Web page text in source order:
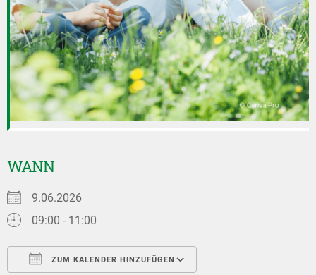
WANN
9.06.2026
09:00 - 11:00
ZUM KALENDER HINZUFÜGEN